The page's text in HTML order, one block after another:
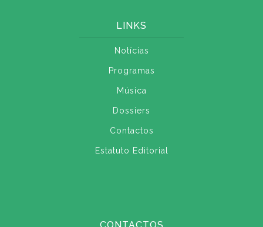
LINKS
Notícias
Programas
Música
Dossiers
Contactos
Estatuto Editorial